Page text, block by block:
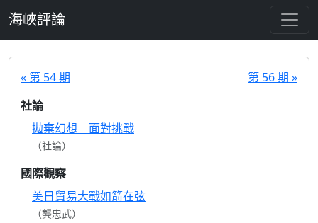
海峽評論
« 第 54 期
第 56 期 »
社論
拋棄幻想 面對挑戰
（社論）
國際觀察
美日貿易大戰如箭在弦
（龔忠武）